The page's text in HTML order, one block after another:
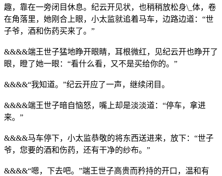
趣，靠在一旁闭目休息。纪云开见状，也稍稍放松身\_体，卷
在角落里，她刚合上眼，小太监就追着马车，边路边道：“世
子爷，酒和伤药买来了。”
&&&&端王世子猛地睁开眼睛，耳根微红，见纪云开也睁开了
眼，瞪了她一眼：“看什么看，又不是买给你的。”
&&&&“我知道。”纪云开应了一声，继续闭目。
&&&&端王世子暗自恼怒，嘴上却是淡淡道：“停车，拿进
来。”
&&&&马车停下，小太监恭敬的将东西送进来，放下：“世子
爷，您要的酒和伤药，还有干净的纱布。”
&&&&“嗯，下去吧。”端王世子高贵而矜持的开口，温和有